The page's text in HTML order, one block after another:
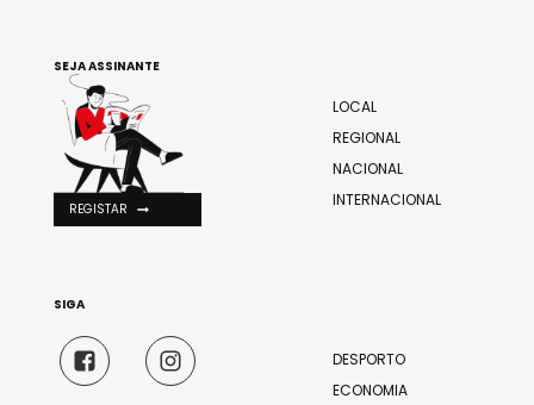
LOCAL
REGIONAL
NACIONAL
INTERNACIONAL
DESPORTO
ECONOMIA
SEJA ASSINANTE
REGISTAR
SIGA